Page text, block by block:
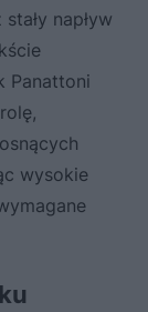
napływ
Panattoni
wysokie